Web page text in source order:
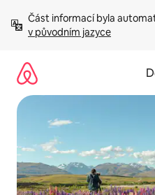
obsah
Část informací byla
v původním jazyce